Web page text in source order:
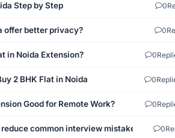
Step by Step 0
offer better privacy? 0
in Noida Extension? 0
2 BHK Flat in Noida 0
Good for Remote Work? 0
common interview mistakes? 0